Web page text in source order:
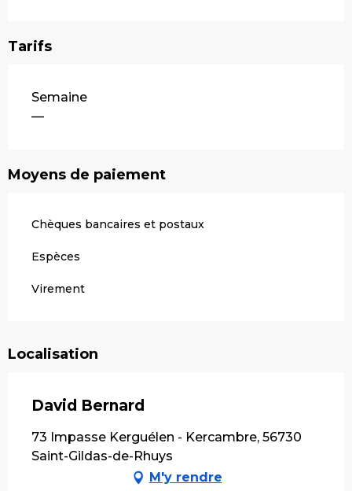
Tarifs
Tarifs 2026
Semaine
—
Moyens de paiement
Chèques bancaires et postaux
Espèces
Virement
Localisation
David Bernard
73 Impasse Kerguélen - Kercambre, 56730
Saint-Gildas-de-Rhuys
M'y rendre